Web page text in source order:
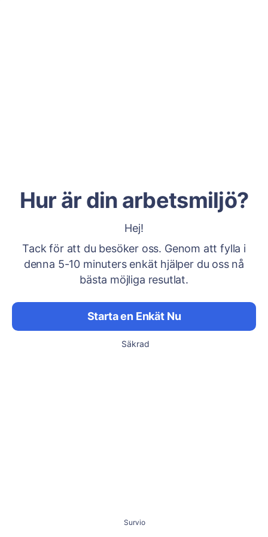
Hur är din arbetsmiljö?
Hej!
Tack för att du besöker oss. Genom att fylla i
denna 5-10 minuters enkät hjälper du oss nå
bästa möjliga resutlat.
Starta en Enkät Nu
Säkrad
Survio